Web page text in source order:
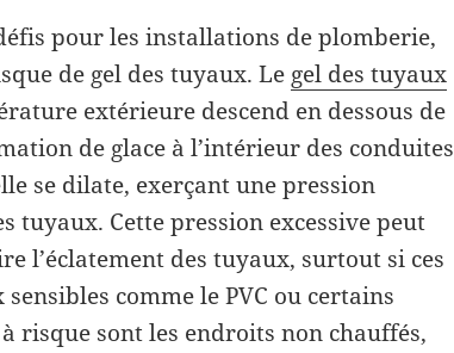
pour les installations de plomberie,
de gel des tuyaux. Le gel des tuyaux
extérieure descend en dessous de
de glace à l’intérieur des conduites
se dilate, exerçant une pression
tuyaux. Cette pression excessive peut
l’éclatement des tuyaux, surtout si ces
comme le PVC ou certains
risque sont les endroits non chauffés,